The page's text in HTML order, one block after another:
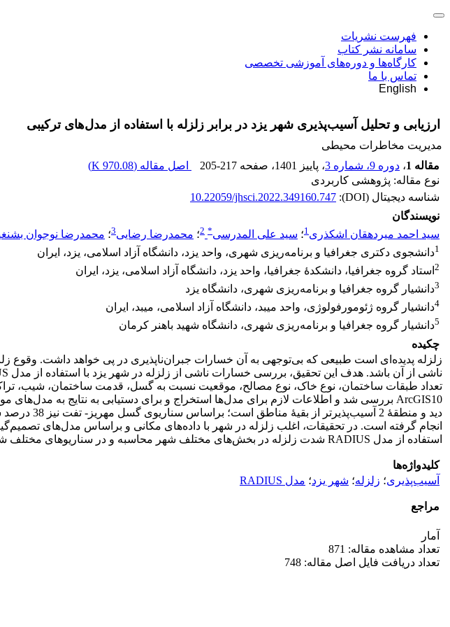
فهرست نشریات
سامانه نشر کتاب
کارگاه‌ها و دوره‌های آموزشی تخصصی
تماس با ما
English
ارزیابی و تحلیل آسیب‌پذیری شهر یزد در برابر زلزله با استفاده از مدل‌های ترکیبی
مدیریت مخاطرات محیطی
مقاله 1
، دوره 9، شماره 3 ، پاییز 1401 ، صفحه 205-217 اصل مقاله (970.08 K
)
نوع مقاله: پژوهشی کاربردی
شناسه دیجیتال (DOI):
10.22059/jhsci.2022.349160.747
نویسندگان
سید احمد میردهقان اشکذری1؛ سید علی المدرسی*
2؛ محمدرضا رضایی3؛ محمدرضا نوجوان
1دانشجوی دکتری جغرافیا و برنامه‌ریزی شهری، واحد یزد، دانشگاه آزاد اسلامی، یزد، ایران
2 استاد گروه جغرافیا، دانشکدۀ جغرافیا، واحد یزد، دانشگاه آزاد اسلامی، یزد، ایران
3دانشیار گروه جغرافیا و برنامه‌ریزی شهری، دانشگاه یزد
4دانشیار گروه ژئومورفولوژی، واحد میبد، دانشگاه آزاد اسلامی، میبد، ایران
5دانشیار گروه جغرافیا و برنامه‌ریزی شهری، دانشگاه شهید باهنر کرمان
چکیده
زلزله پدیده‌ای است طبیعی که بی‌توجهی به آن خسارات جبران‌ناپذیری در پی خواهد داشت. وقوع
تعداد طبقات ساختمان، نوع خاک، نوع مصالح، موقعیت نسبت به گسل، قدمت ساختمان، شیب،
انجام گرفته است. در تحقیقات، اغلب زلزله در شهر با داده‌های مکانی و براساس مدل‌های
استفاده از مدل RADIUS شدت زلزله در بخش‌های مختلف شهر محاسبه و در سناریوهای مختلف شدت خسارت برآورد شده است.
کلیدواژه‌ها
آسیب‌پذیری؛ زلزله؛ شهر یزد؛ مدل RADIUS
مراجع
آمار
تعداد مشاهده مقاله: 871
تعداد دریافت فایل اصل مقاله: 748